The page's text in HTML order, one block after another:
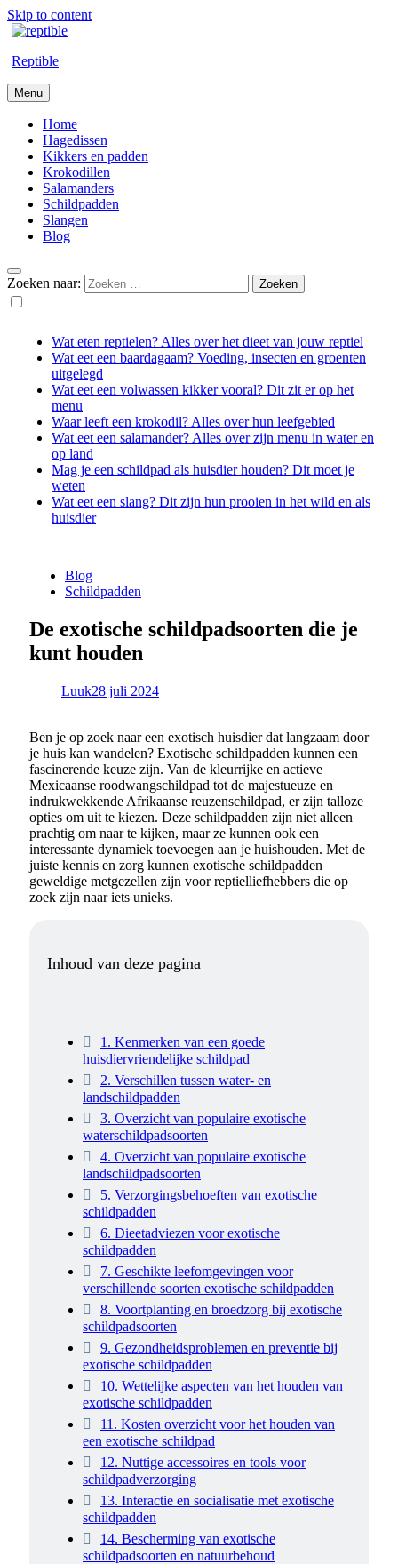
Skip to content
Reptible
Menu
Home
Hagedissen
Kikkers en padden
Krokodillen
Salamanders
Schildpadden
Slangen
Blog
Zoeken naar:
Wat eten reptielen? Alles over het dieet van jouw reptiel
Wat eet een baardagaam? Voeding, insecten en groenten
uitgelegd
Wat eet een volwassen kikker vooral? Dit zit er op het
menu
Waar leeft een krokodil? Alles over hun leefgebied
Wat eet een salamander? Alles over zijn menu in water en
op land
Mag je een schildpad als huisdier houden? Dit moet je
weten
Wat eet een slang? Dit zijn hun prooien in het wild en als
huisdier
Blog
Schildpadden
De exotische schildpadsoorten die je
kunt houden
Luuk28 juli 2024
Ben je op zoek naar een exotisch huisdier dat langzaam door
je huis kan wandelen? Exotische schildpadden kunnen een
fascinerende keuze zijn. Van de kleurrijke en actieve
Mexicaanse roodwangschildpad tot de majestueuze en
indrukwekkende Afrikaanse reuzenschildpad, er zijn talloze
opties om uit te kiezen. Deze schildpadden zijn niet alleen
prachtig om naar te kijken, maar ze kunnen ook een
interessante dynamiek toevoegen aan je huishouden. Met de
juiste kennis en zorg kunnen exotische schildpadden
geweldige metgezellen zijn voor reptielliefhebbers die op
zoek zijn naar iets unieks.
Inhoud van deze pagina
1. Kenmerken van een goede
huisdiervriendelijke schildpad
2. Verschillen tussen water- en
landschildpadden
3. Overzicht van populaire exotische
waterschildpadsoorten
4. Overzicht van populaire exotische
landschildpadsoorten
5. Verzorgingsbehoeften van exotische
schildpadden
6. Dieetadviezen voor exotische
schildpadden
7. Geschikte leefomgevingen voor
verschillende soorten exotische schildpadden
8. Voortplanting en broedzorg bij exotische
schildpadsoorten
9. Gezondheidsproblemen en preventie bij
exotische schildpadden
10. Wettelijke aspecten van het houden van
exotische schildpadden
11. Kosten overzicht voor het houden van
een exotische schildpad
12. Nuttige accessoires en tools voor
schildpadverzorging
13. Interactie en socialisatie met exotische
schildpadden
14. Bescherming van exotische
schildpadsoorten en natuurbehoud